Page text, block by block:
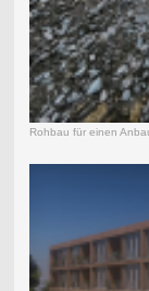
Rohbau für einen